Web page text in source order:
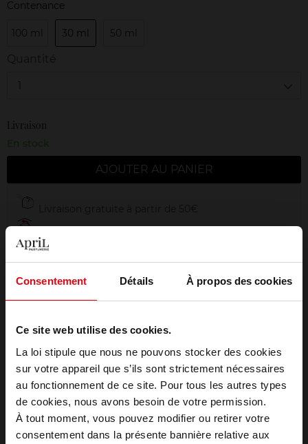
Consentement Détails À propos des cookies
Ce site web utilise des cookies.
La loi stipule que nous ne pouvons stocker des cookies
sur votre appareil que s’ils sont strictement nécessaires
au fonctionnement de ce site. Pour tous les autres types
de cookies, nous avons besoin de votre permission.
À tout moment, vous pouvez modifier ou retirer votre
consentement dans la présente bannière relative aux
Contenance
100 ml 30 ml 50 ml
1
Livraison
En stock
AJOUTER AU PANIER
Description
Conseil d'utilisation
Caractéristiques
Choisissez votre pays